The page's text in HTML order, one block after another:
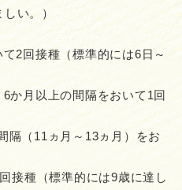
い。）
2回接種（標準的には6日～
か月以上の間隔をおいて1回
隔（11ヵ月～13ヵ月）をお
接種（標準的には9歳に達し